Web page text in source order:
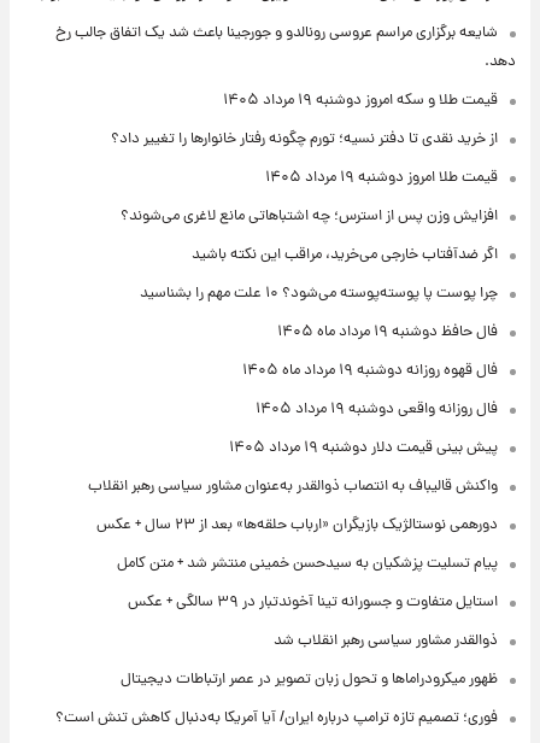
شایعه برگزاری مراسم عروسی رونالدو و جورجینا باعث شد یک اتفاق جالب رخ
دهد.
قیمت طلا و سکه امروز دوشنبه ۱۹ مرداد ۱۴۰۵
از خرید نقدی تا دفتر نسیه؛ تورم چگونه رفتار خانوارها را تغییر داد؟
قیمت طلا امروز دوشنبه ۱۹ مرداد ۱۴۰۵
افزایش وزن پس از استرس؛ چه اشتباهاتی مانع لاغری می‌شوند؟
اگر ضدآفتاب خارجی می‌خرید، مراقب این نکته باشید
چرا پوست پا پوسته‌پوسته می‌شود؟ ۱۰ علت مهم را بشناسید
فال حافظ دوشنبه ۱۹ مرداد ماه ۱۴۰۵
فال قهوه روزانه دوشنبه ۱۹ مرداد ماه ۱۴۰۵
فال روزانه واقعی دوشنبه ۱۹ مرداد ۱۴۰۵
پیش‌ بینی قیمت دلار دوشنبه ۱۹ مرداد ۱۴۰۵
واکنش قالیباف به انتصاب ذوالقدر به‌عنوان مشاور سیاسی رهبر انقلاب
دورهمی نوستالژیک بازیگران «ارباب حلقه‌ها» بعد از ۲۳ سال + عکس
پیام تسلیت پزشکیان به سیدحسن خمینی منتشر شد + متن کامل
استایل متفاوت و جسورانه تینا آخوندتبار در ۳۹ سالگی + عکس
ذوالقدر مشاور سیاسی رهبر انقلاب شد
ظهور میکرودراماها و تحول زبان تصویر در عصر ارتباطات دیجیتال
فوری؛ تصمیم تازه ترامپ درباره ایران/ آیا آمریکا به‌دنبال کاهش تنش است؟